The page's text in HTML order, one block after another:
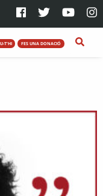
T'HI FES UNA DONACIÓ